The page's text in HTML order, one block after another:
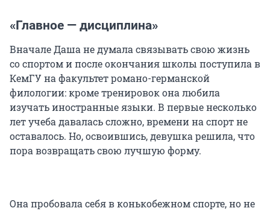
«Главное — дисциплина»
Вначале Даша не думала связывать свою жизнь
со спортом и после окончания школы поступила в
КемГУ на факультет романо-германской
филологии: кроме тренировок она любила
изучать иностранные языки. В первые несколько
лет учеба давалась сложно, времени на спорт не
оставалось. Но, освоившись, девушка решила, что
пора возвращать свою лучшую форму.
Она пробовала себя в конькобежном спорте, но не